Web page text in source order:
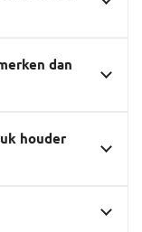
dan
houder